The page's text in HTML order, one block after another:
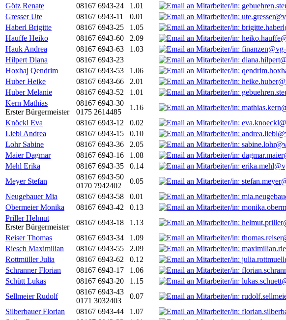
Götz Renate
08167 6943-24 1.01
Gresser Ute
08167 6943-11 0.01
Haberl Brigitte
08167 6943-25 1.05
Hauffe Heiko
08167 6943-60 2.09
Hauk Andrea
08167 6943-63 1.03
Hilpert Diana
08167 6943-23
Hoxhaj Qendrim
08167 6943-53 1.06
Huber Heike
08167 6943-66 2.01
Huber Melanie
08167 6943-52 1.01
Kern Mathias
Erster Bürgermeister
08167 6943-30
0175 2614485
1.16
Knöckl Eva
08167 6943-12 0.02
Liebl Andrea
08167 6943-15 0.10
Lohr Sabine
08167 6943-36 2.05
Maier Dagmar
08167 6943-16 1.08
Mehl Erika
08167 6943-35 0.14
Meyer Stefan
08167 6943-50
0170 7942402
0.05
Neugebauer Mia
08167 6943-58 0.01
Obermeier Monika
08167 6943-42 0.13
Priller Helmut
Erster Bürgermeister
08167 6943-18 1.13
Reiser Thomas
08167 6943-34 1.09
Riesch Maximilian
08167 6943-55 2.09
Rottmüller Julia
08167 6943-62 0.12
Schranner Florian
08167 6943-17 1.06
Schütt Lukas
08167 6943-20 1.15
Sellmeier Rudolf
08167 6943-43
0171 3032403
0.07
Silberbauer Florian
08167 6943-44 1.07